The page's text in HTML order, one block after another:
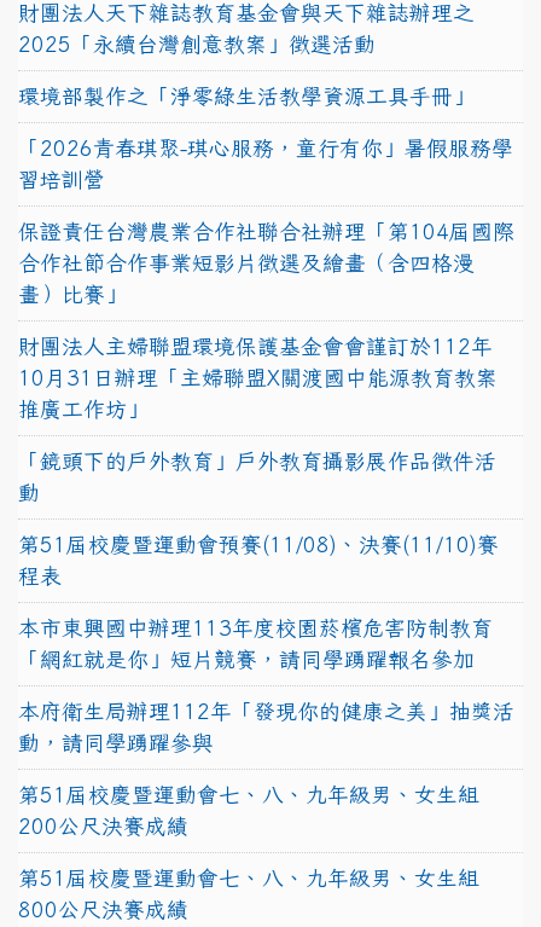
財團法人天下雜誌教育基金會與天下雜誌辦理之
2025「永續台灣創意教案」徵選活動
環境部製作之「淨零綠生活教學資源工具手冊」
「2026青春琪聚-琪心服務，童行有你」暑假服務學
習培訓營
保證責任台灣農業合作社聯合社辦理「第104屆國際
合作社節合作事業短影片徵選及繪畫（含四格漫
畫）比賽」
財團法人主婦聯盟環境保護基金會會謹訂於112年
10月31日辦理「主婦聯盟X關渡國中能源教育教案
推廣工作坊」
「鏡頭下的戶外教育」戶外教育攝影展作品徵件活
動
第51屆校慶暨運動會預賽(11/08)、決賽(11/10)賽
程表
本市東興國中辦理113年度校園菸檳危害防制教育
「網紅就是你」短片競賽，請同學踴躍報名參加
本府衛生局辦理112年「發現你的健康之美」抽獎活
動，請同學踴躍參與
第51屆校慶暨運動會七、八、九年級男、女生組
200公尺決賽成績
第51屆校慶暨運動會七、八、九年級男、女生組
800公尺決賽成績